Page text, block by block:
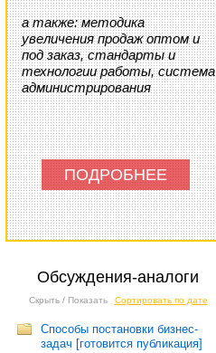
а также: методика
увеличения продаж оптом и
под заказ, стандарты и
технологии работы, система
администрирования
ПОДРОБНЕЕ
Обсуждения-аналоги
Скрыть / Показать Сортировать по дате
Cпособы постановки бизнес-
задач [готовится публикация]